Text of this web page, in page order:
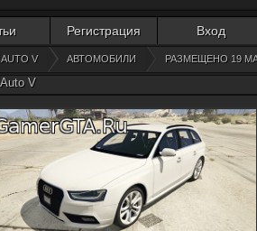
Регистрация Вход
V АВТОМОБИЛИ РАЗМЕЩЕНО 19
V